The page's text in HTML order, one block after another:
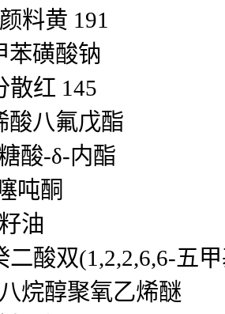
料黄 191
苯磺酸钠
散红 145
酸八氟戊酯
酸-δ-内酯
吨酮
油
二酸双(1,2,2,6,6-五
烷醇聚氧乙烯醚